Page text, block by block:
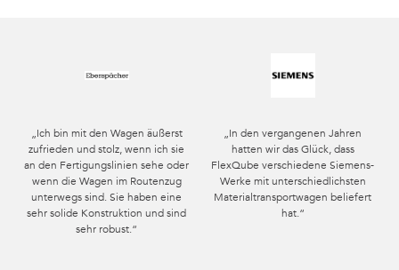
„Ich bin mit den Wagen äußerst
zufrieden und stolz, wenn ich sie
an den Fertigungslinien sehe oder
wenn die Wagen im Routenzug
unterwegs sind. Sie haben eine
sehr solide Konstruktion und sind
sehr robust.“
„In den vergangenen Jahren
hatten wir das Glück, dass
FlexQube verschiedene Siemens-
Werke mit unterschiedlichsten
Materialtransportwagen beliefert
hat.“